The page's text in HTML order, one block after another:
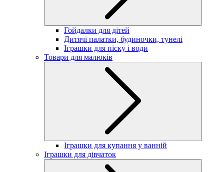
Гойдалки для дітей
Дитячі палатки, будиночки, тунелі
Іграшки для піску і води
Товари для малюків
Іграшки для купання у ванній
Іграшки для дівчаток